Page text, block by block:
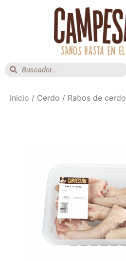
Inicio / Cerdo / Rabos de cerdo